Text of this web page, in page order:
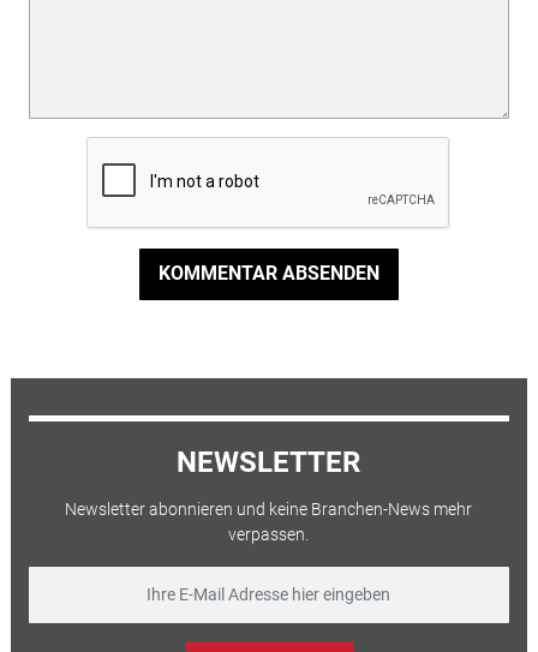
KOMMENTAR ABSENDEN
NEWSLETTER
Newsletter abonnieren und keine Branchen-News mehr
verpassen.